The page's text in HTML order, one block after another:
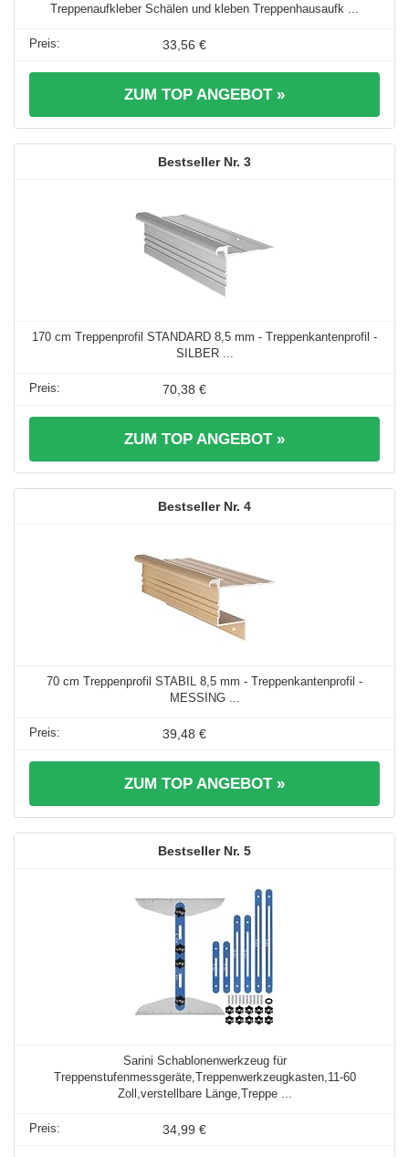
Treppenaufkleber Schälen und kleben Treppenhausaufk ...
33,56 €
ZUM TOP ANGEBOT »
3
170 cm Treppenprofil STANDARD 8,5 mm - Treppenkantenprofil -
SILBER ...
70,38 €
ZUM TOP ANGEBOT »
4
70 cm Treppenprofil STABIL 8,5 mm - Treppenkantenprofil -
MESSING ...
39,48 €
ZUM TOP ANGEBOT »
5
Sarini Schablonenwerkzeug für
Treppenstufenmessgeräte,Treppenwerkzeugkasten,11-60
Zoll,verstellbare Länge,Treppe ...
34,99 €